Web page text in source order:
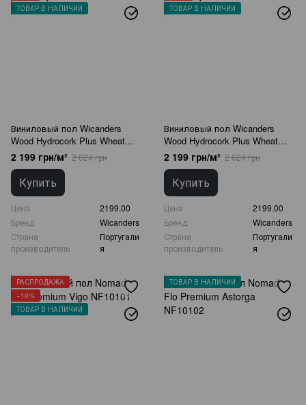
ТОВАР В НАЛИЧИИ
Виниловый пол Wicanders
Wood Hydrocork Plus Wheat
Oak B5WR001
2 199 грн/м² 2 624 грн
Купить
Цена
2199.00
Бренд
Wicanders
Страна
производитель
Португали
я
ТОВАР В НАЛИЧИИ
Виниловый пол Wicanders
Wood Hydrocork Plus Wheat
Pine B5R3002
2 199 грн/м² 2 624 грн
Купить
Цена
2199.00
Бренд
Wicanders
Страна
производитель
Португали
я
РАСПРОДАЖА
−10%
ТОВАР В НАЛИЧИИ
ТОВАР В НАЛИЧИИ